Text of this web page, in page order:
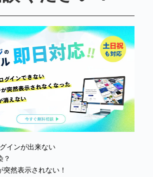
インが出来ない
？
突然表示されない！